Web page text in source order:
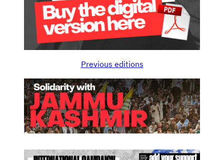
Previous editions